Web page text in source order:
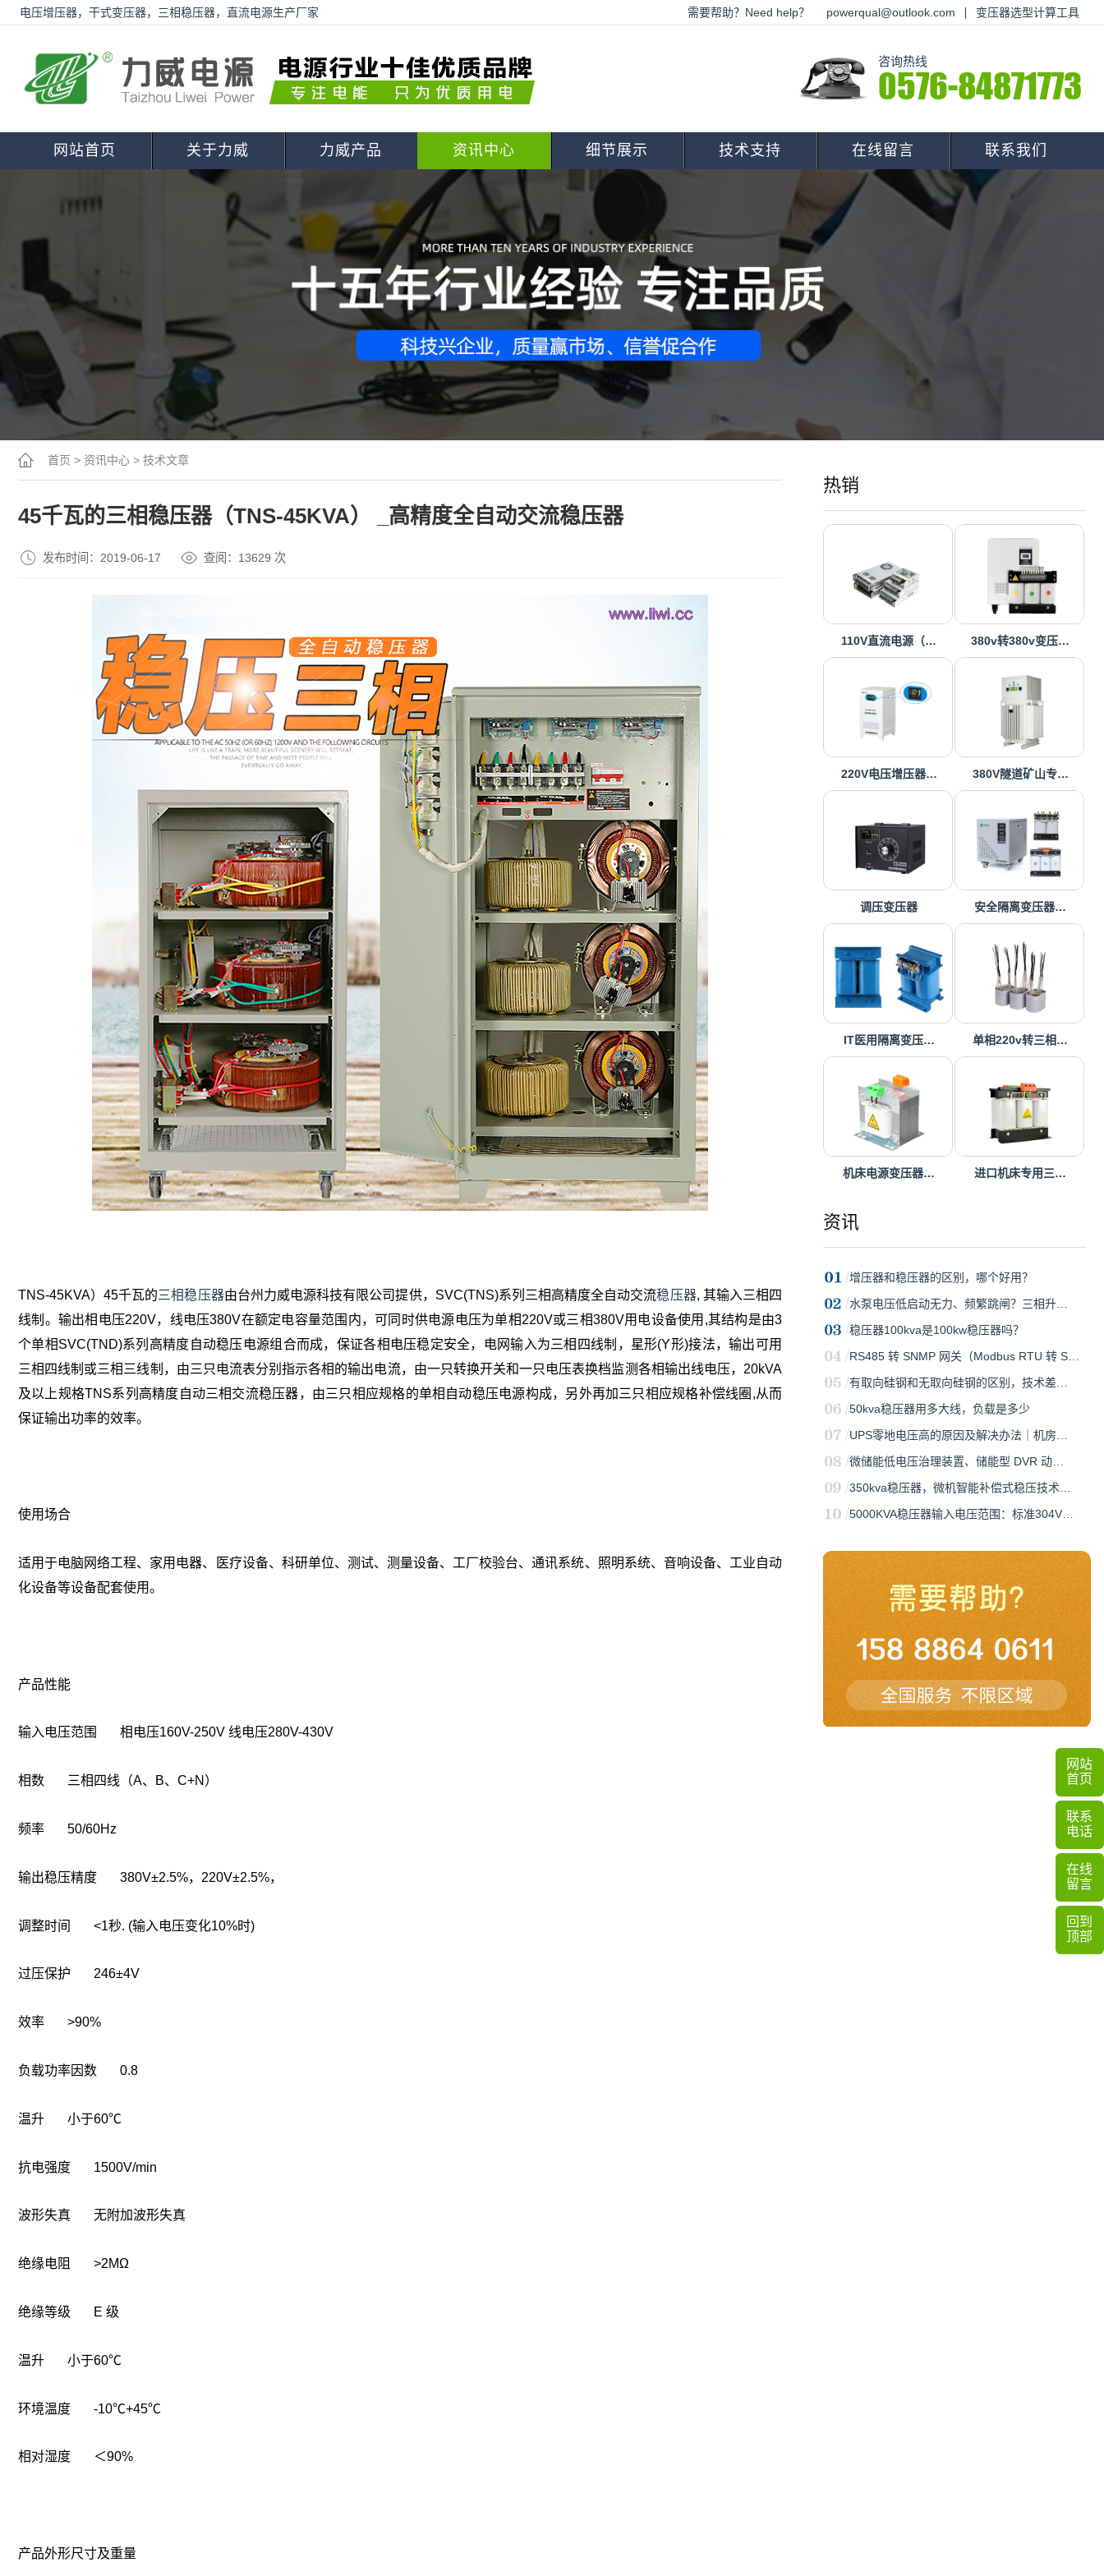
电压增压器，干式变压器，三相稳压器，直流电源生产厂家 需要帮助？Need help？ powerqual@outlook.com 变压器选型计算工具
咨询热线
0576-84871773
网站首页 关于力威 力威产品 资讯中心 细节展示 技术支持 在线留言 联系我们
热销
110V直流电源（… 380v转380v变压…
220V电压增压器… 380V隧道矿山专…
调压变压器 安全隔离变压器…
IT医用隔离变压… 单相220v转三相…
机床电源变压器… 进口机床专用三…
资讯
增压器和稳压器的区别，哪个好用？
水泵电压低启动无力、频繁跳闸？三相升…
稳压器100kva是100kw稳压器吗？
RS485 转 SNMP 网关（Modbus RTU 转 S…
有取向硅钢和无取向硅钢的区别，技术差…
50kva稳压器用多大线，负载是多少
UPS零地电压高的原因及解决办法｜机房…
微储能低电压治理装置、储能型 DVR 动…
350kva稳压器，微机智能补偿式稳压技术…
5000KVA稳压器输入电压范围：标准304V…
首页 > 资讯中心 > 技术文章
45千瓦的三相稳压器（TNS-45KVA） _高精度全自动交流稳压器
发布时间：2019-06-17 查阅：13629 次
TNS-45KVA）45千瓦的三相稳压器由台州力威电源科技有限公司提供，SVC(TNS)系列三相高精度全自动交流稳压器, 其输入三相四
线制。输出相电压220V，线电压380V在额定电容量范围内，可同时供电源电压为单相220V或三相380V用电设备使用,其结构是由3
个单相SVC(TND)系列高精度自动稳压电源组合而成，保证各相电压稳定安全，电网输入为三相四线制，星形(Y形)接法，输出可用
三相四线制或三相三线制，由三只电流表分别指示各相的输出电流，由一只转换开关和一只电压表换档监测各相输出线电压，20kVA
及以上规格TNS系列高精度自动三相交流稳压器，由三只相应规格的单相自动稳压电源构成，另外再加三只相应规格补偿线圈,从而
保证输出功率的效率。
使用场合
适用于电脑网络工程、家用电器、医疗设备、科研单位、测试、测量设备、工厂校验台、通讯系统、照明系统、音响设备、工业自动
化设备等设备配套使用。
产品性能
输入电压范围 相电压160V-250V 线电压280V-430V
相数 三相四线（A、B、C+N）
频率 50/60Hz
输出稳压精度 380V±2.5%，220V±2.5%，
调整时间 <1秒. (输入电压变化10%时)
过压保护 246±4V
效率 >90%
负载功率因数 0.8
温升 小于60℃
抗电强度 1500V/min
波形失真 无附加波形失真
绝缘电阻 >2MΩ
绝缘等级 E 级
温升 小于60℃
环境温度 -10℃+45℃
相对湿度 ＜90%
产品外形尺寸及重量
网站
首页
联系
电话
在线
留言
回到
顶部